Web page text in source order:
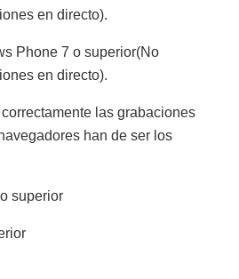
en directo).
Phone 7 o superior(No
en directo).
las grabaciones
han de ser los
superior